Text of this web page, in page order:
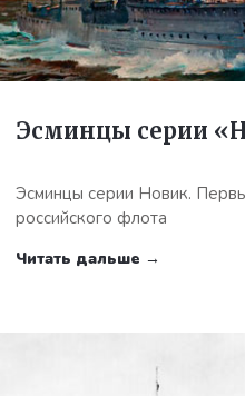
Эсминцы серии
Эсминцы серии Новик.
российского флота
Читать дальше →